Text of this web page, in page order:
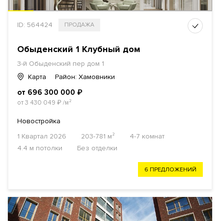
ID: 564424 ПРОДАЖА
Обыденский 1 Клубный дом
3-й Обыденский пер дом 1
Карта
Район: Хамовники
от 696 300 000 ₽
от 3 430 049 ₽/м²
Новостройка
1 Квартал 2026
203-781 м²
4-7 комнат
4.4 м потолки
Без отделки
6 ПРЕДЛОЖЕНИЙ